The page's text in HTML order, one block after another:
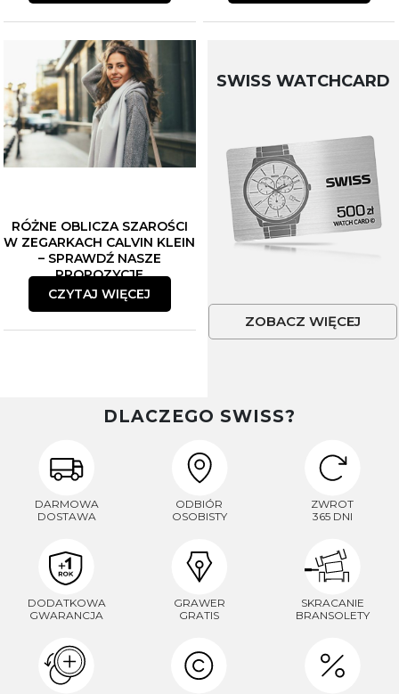
RÓŻNE OBLICZA SZAROŚCI
W ZEGARKACH CALVIN KLEIN
– SPRAWDŹ NASZE
PROPOZYCJE
CZYTAJ WIĘCEJ
SWISS WATCHCARD
ZOBACZ WIĘCEJ
DLACZEGO SWISS?
DARMOWA
DOSTAWA
ODBIÓR
OSOBISTY
ZWROT
365 DNI
DODATKOWA
GWARANCJA
GRAWER
GRATIS
SKRACANIE
BRANSOLETY